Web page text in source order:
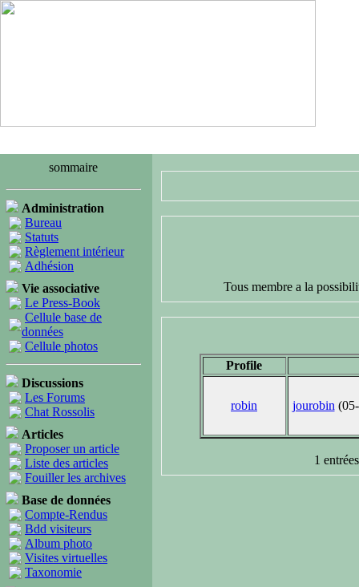
sommaire
Administration
Bureau
Statuts
Règlement intérieur
Adhésion
Vie associative
Le Press-Book
Cellule base de
données
Cellule photos
Discussions
Les Forums
Chat Rossolis
Articles
Proposer un article
Liste des articles
Fouiller les archives
Base de données
Compte-Rendus
Bdd visiteurs
Album photo
Visites virtuelles
Taxonomie
Tous membre a la
Profile
robin jourobin
1